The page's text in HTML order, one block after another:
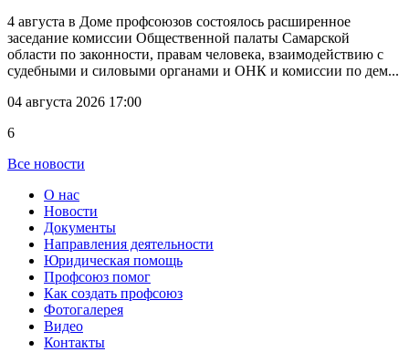
4 августа в Доме профсоюзов состоялось расширенное
заседание комиссии Общественной палаты Самарской
области по законности, правам человека, взаимодействию с
судебными и силовыми органами и ОНК и комиссии по дем...
04 августа 2026 17:00
6
Все новости
О нас
Новости
Документы
Направления деятельности
Юридическая помощь
Профсоюз помог
Как создать профсоюз
Фотогалерея
Видео
Контакты